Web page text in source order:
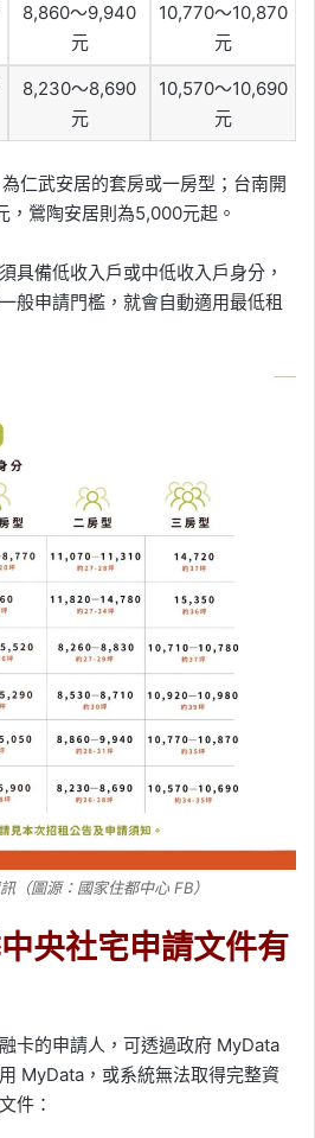
8,860～9,940
元
10,770～10,870
元
8,230～8,690
元
10,570～10,690
元
仁武安居的套房或一房型；台南開
鶯陶安居則為5,000元起。
具備低收入戶或中低收入戶身分，
般申請門檻，就會自動適用最低租
（圖源：國家住都中心 FB）
央社宅申請文件有
卡的申請人，可透過政府 MyData
MyData，或系統無法取得完整資
件：